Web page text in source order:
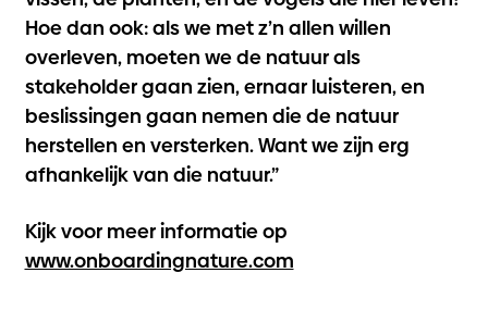
Hoe dan ook: als we met z’n allen willen
overleven, moeten we de natuur als
stakeholder gaan zien, ernaar luisteren, en
beslissingen gaan nemen die de natuur
herstellen en versterken. Want we zijn erg
afhankelijk van die natuur.”
Kijk voor meer informatie op
www.onboardingnature.com